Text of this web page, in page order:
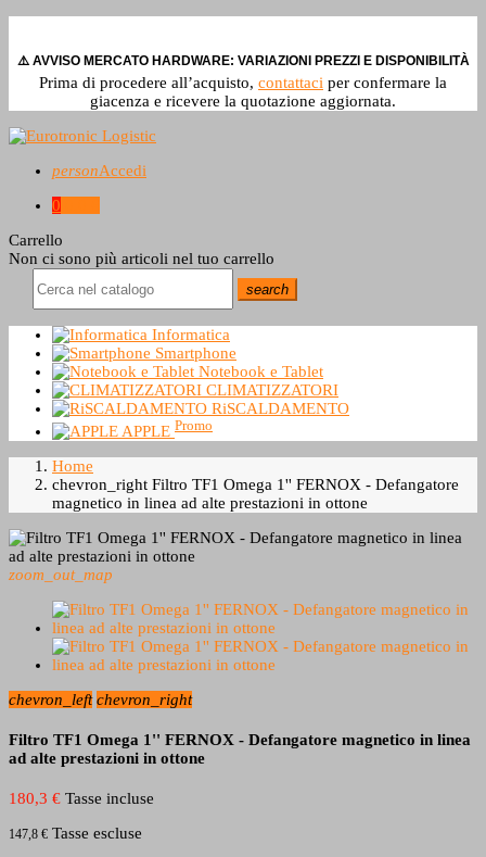
⚠️ AVVISO MERCATO HARDWARE: VARIAZIONI PREZZI E DISPONIBILITÀ
Prima di procedere all’acquisto, contattaci per confermare la
giacenza e ricevere la quotazione aggiornata.
personAccedi
0
Carrello
Non ci sono più articoli nel tuo carrello
search
Informatica
Smartphone
Notebook e Tablet
CLIMATIZZATORI
RiSCALDAMENTO
APPLE Promo
Home
chevron_right Filtro TF1 Omega 1'' FERNOX - Defangatore
magnetico in linea ad alte prestazioni in ottone
zoom_out_map
chevron_left chevron_right
Filtro TF1 Omega 1'' FERNOX - Defangatore magnetico in linea
ad alte prestazioni in ottone
180,3 € Tasse incluse
147,8 € Tasse escluse